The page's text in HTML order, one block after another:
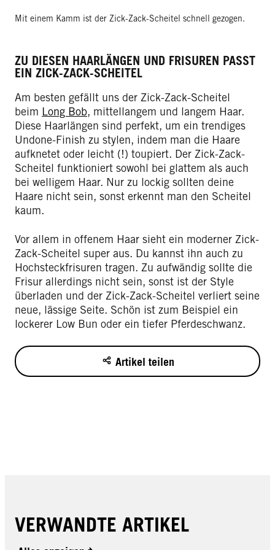
Mit einem Kamm ist der Zick-Zack-Scheitel schnell gezogen.
ZU DIESEN HAARLÄNGEN UND FRISUREN PASST
EIN ZICK-ZACK-SCHEITEL
Am besten gefällt uns der Zick-Zack-Scheitel
beim Long Bob, mittellangem und langem Haar.
Diese Haarlängen sind perfekt, um ein trendiges
Undone-Finish zu stylen, indem man die Haare
aufknetet oder leicht (!) toupiert. Der Zick-Zack-
Scheitel funktioniert sowohl bei glattem als auch
bei welligem Haar. Nur zu lockig sollten deine
Haare nicht sein, sonst erkennt man den Scheitel
kaum.
Vor allem in offenem Haar sieht ein moderner Zick-
Zack-Scheitel super aus. Du kannst ihn auch zu
Hochsteckfrisuren tragen. Zu aufwändig sollte die
Frisur allerdings nicht sein, sonst ist der Style
überladen und der Zick-Zack-Scheitel verliert seine
neue, lässige Seite. Schön ist zum Beispiel ein
lockerer Low Bun oder ein tiefer Pferdeschwanz.
Artikel teilen
VERWANDTE ARTIKEL